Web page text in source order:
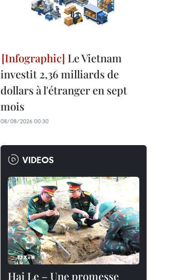
Le Vietnam
investit 2,36 milliards de
dollars à l'étranger en sept
mois
08/08/2026 00:30
VIDEOS
Hai Le – Une promesse